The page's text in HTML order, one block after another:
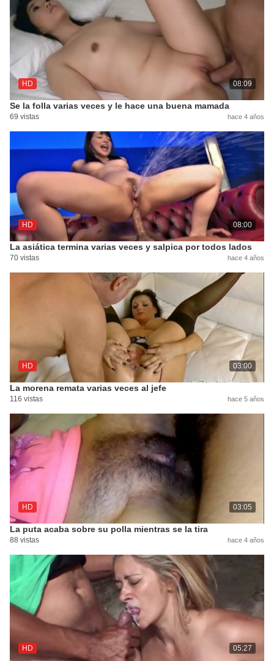
HD 08:09
Se la folla varias veces y le hace una buena mamada
69 vistas hace 4 años
HD 08:00
La asiática termina varias veces y salpica por todos lados
70 vistas hace 4 años
HD 03:00
La morena remata varias veces al jefe
116 vistas hace 5 años
HD 03:05
La puta acaba sobre su polla mientras se la tira
88 vistas hace 4 años
HD 05:27